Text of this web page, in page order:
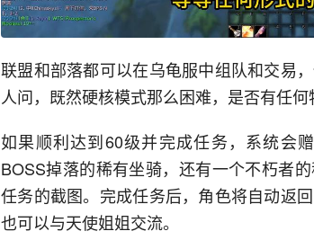
联盟和部落都可以在乌龟服中组队和交易
人问，既然硬核模式那么困难，是否有任
如果顺利达到60级并完成任务，系统会
BOSS掉落的稀有坐骑，还有一个不朽者
任务的截图。完成任务后，角色将自动返
也可以与天使姐姐交流。